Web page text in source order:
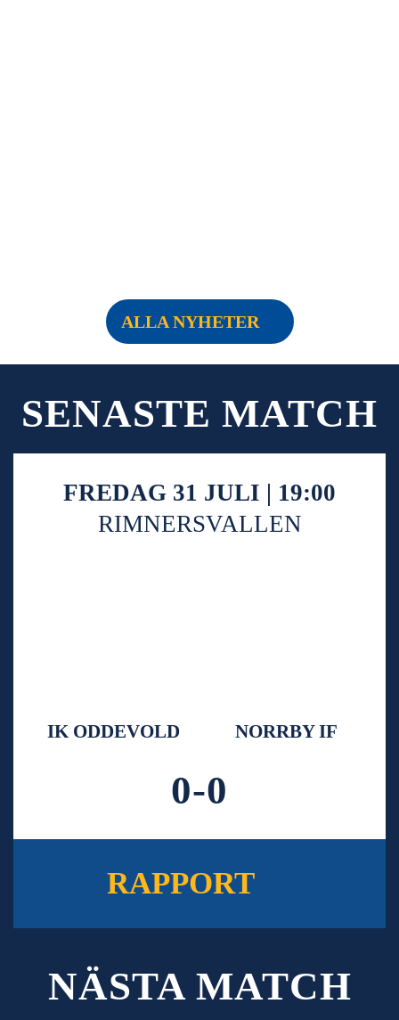
ALLA NYHETER
SENASTE MATCH
FREDAG 31 JULI | 19:00
RIMNERSVALLEN
IK ODDEVOLD NORRBY IF
0-0
RAPPORT
NÄSTA MATCH